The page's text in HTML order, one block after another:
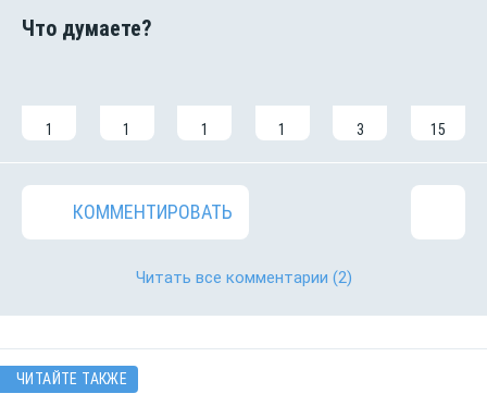
1 1 1 1 3 15
КОММЕНТИРОВАТЬ
Читать все комментарии (2)
ЧИТАЙТЕ ТАКЖЕ